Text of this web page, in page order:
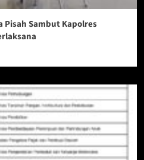
Pisah Sambut Kapolres